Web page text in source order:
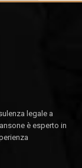
legale a
è esperto in